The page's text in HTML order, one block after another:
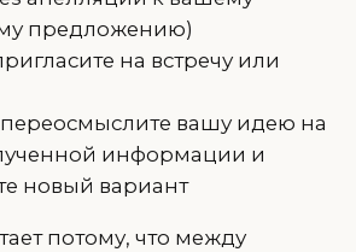
предложению)
на встречу или
вашу идею на
информации и
новый вариант
потому, что между